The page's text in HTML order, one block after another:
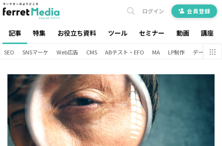
記事 特集 お役立ち資料 ツール セミナー 動画 講座
ログイン 会員登録
SEO SNSマーケ Web広告 CMS ABテスト・EFO MA LP制作 データ分析